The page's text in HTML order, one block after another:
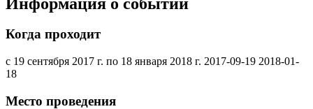
Когда проходит
с 19 сентября 2017 г. по 18 января 2018 г. 2017-09-19 2018-01-
18
Место проведения